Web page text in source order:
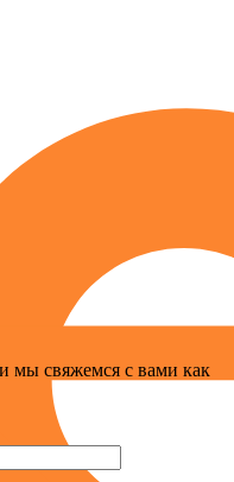
мы свяжемся с вами как